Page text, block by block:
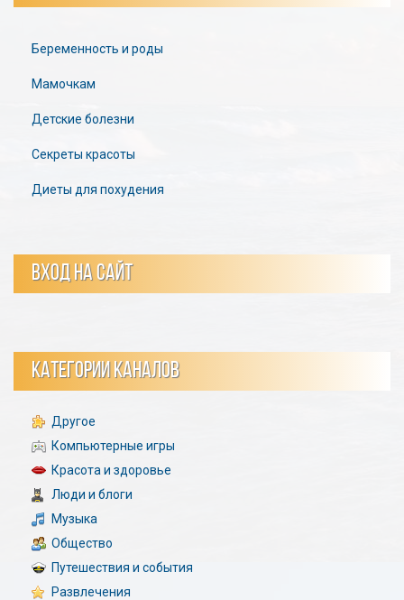
Беременность и роды
Мамочкам
Детские болезни
Секреты красоты
Диеты для похудения
ВХОД НА САЙТ
КАТЕГОРИИ КАНАЛОВ
Другое
Компьютерные игры
Красота и здоровье
Люди и блоги
Музыка
Общество
Путешествия и события
Развлечения